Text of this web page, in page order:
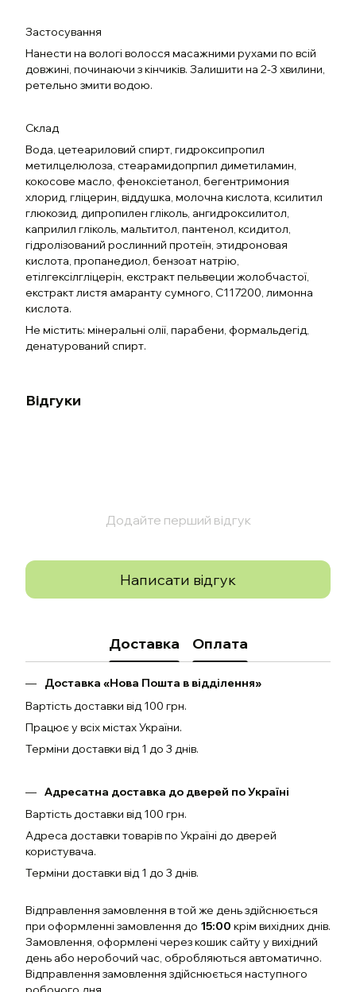
Застосування
Нанести на вологі волосся масажними рухами по всій
довжині, починаючи з кінчиків. Залишити на 2-3 хвилини,
ретельно змити водою.
Склад
Вода, цетеариловий спирт, гидроксипропил
метилцелюлоза, стеарамидопрпил диметиламин,
кокосове масло, феноксіетанол, бегентримония
хлорид, гліцерин, віддушка, молочна кислота, ксилитил
глюкозид, дипропилен гліколь, ангидроксилитол,
каприлил гліколь, мальтитол, пантенол, ксидитол,
гідролізований рослинний протеїн, этидроновая
кислота, пропанедиол, бензоат натрію,
етілгексілгліцерін, екстракт пельвеции жолобчастої,
екстракт листя амаранту сумного, C117200, лимонна
кислота.
Не містить: мінеральні олії, парабени, формальдегід,
денатурований спирт.
Відгуки
Додайте перший відгук
Написати відгук
Доставка Оплата
Доставка «Нова Пошта в відділення»
Вартість доставки від 100 грн.
Працює у всіх містах України.
Терміни доставки від 1 до 3 днів.
Адресатна доставка до дверей по Україні
Вартість доставки від 100 грн.
Адреса доставки товарів по Україні до дверей
користувача.
Терміни доставки від 1 до 3 днів.
Відправлення замовлення в той же день здійснюється
при оформленні замовлення до 15:00 крім вихідних днів.
Замовлення, оформлені через кошик сайту у вихідний
день або неробочий час, обробляються автоматично.
Відправлення замовлення здійснюється наступного